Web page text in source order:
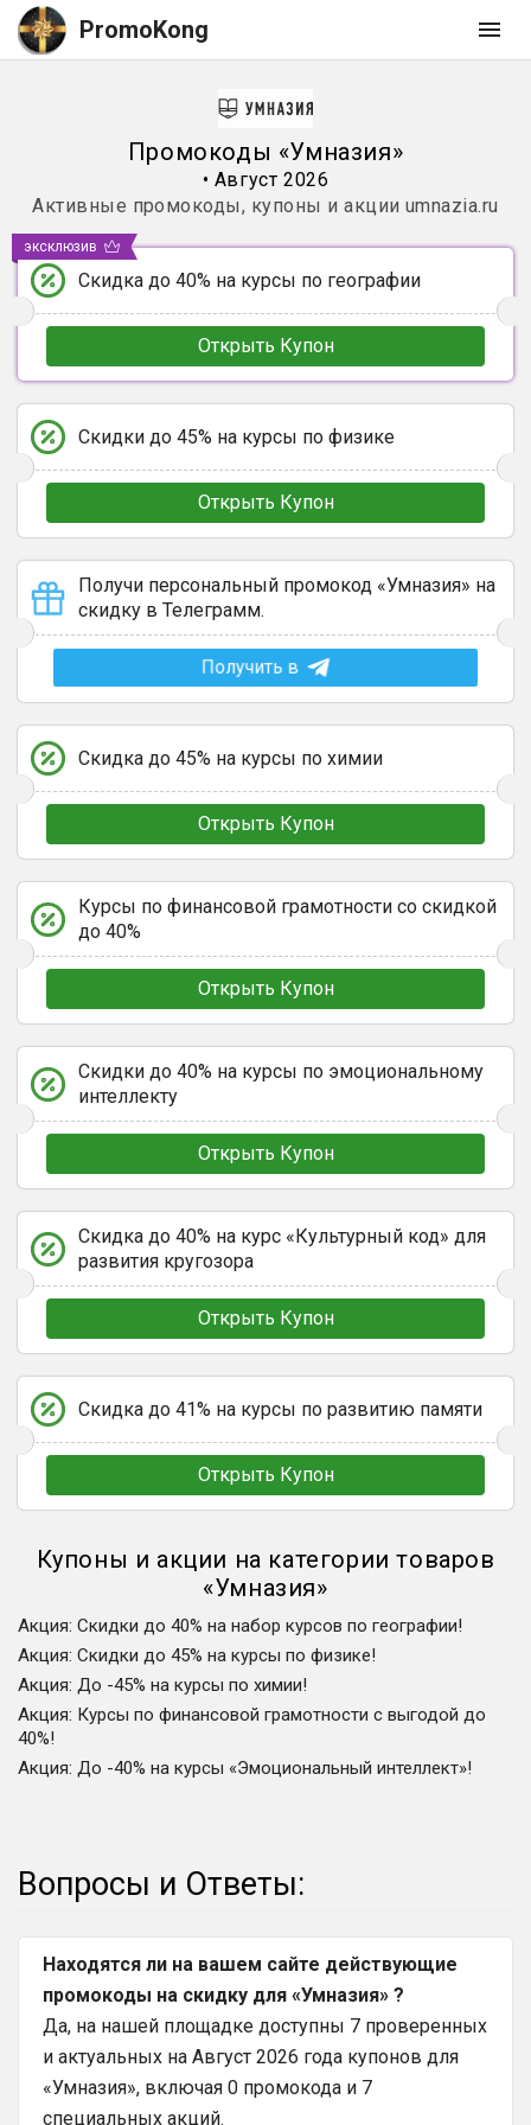
PromoKong
Промокоды «Умназия»
• Август 2026
Активные промокоды, купоны и акции umnazia.ru
Скидка до 40% на курсы по географии
Открыть Купон
эксклюзив
Скидки до 45% на курсы по физике
Открыть Купон
Получи персональный промокод «Умназия» на
скидку в Телеграмм.
Получить в
Скидка до 45% на курсы по химии
Открыть Купон
Курсы по финансовой грамотности со скидкой
до 40%
Открыть Купон
Скидки до 40% на курсы по эмоциональному
интеллекту
Открыть Купон
Скидка до 40% на курс «Культурный код» для
развития кругозора
Открыть Купон
Скидка до 41% на курсы по развитию памяти
Открыть Купон
Купоны и акции на категории товаров
«Умназия»
Акция: Скидки до 40% на набор курсов по географии!
Акция: Скидки до 45% на курсы по физике!
Акция: До -45% на курсы по химии!
Акция: Курсы по финансовой грамотности с выгодой до
40%!
Акция: До -40% на курсы «Эмоциональный интеллект»!
Вопросы и Ответы:
Находятся ли на вашем сайте действующие
промокоды на скидку для «Умназия» ?
Да, на нашей площадке доступны 7 проверенных
и актуальных на Август 2026 года купонов для
«Умназия», включая 0 промокода и 7
специальных акций.